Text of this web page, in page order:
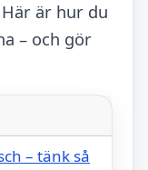
är hur du
– och gör
– tänk så